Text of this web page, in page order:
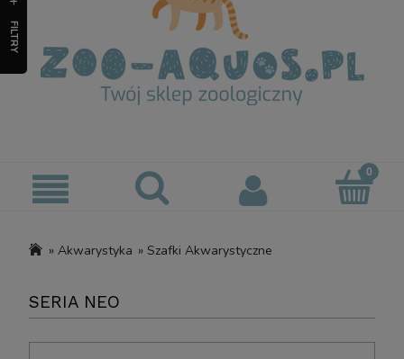
» Akwarystyka » Szafki Akwarystyczne
FILTRY
SERIA NEO